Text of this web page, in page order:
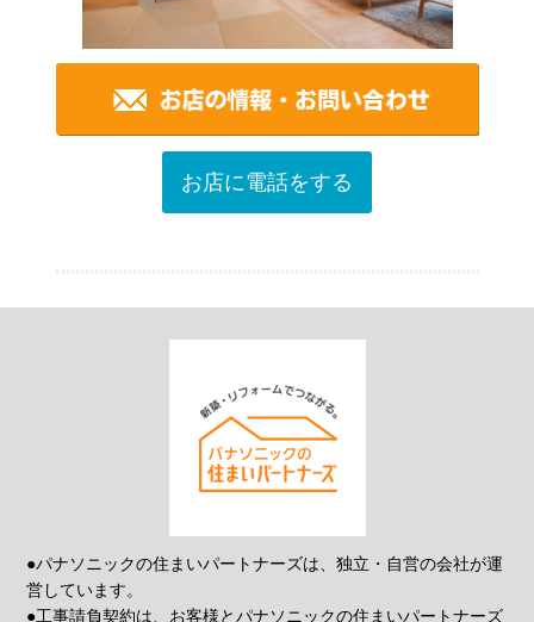
お店に電話をする
●パナソニックの住まいパートナーズは、独立・自営の会社が運
営しています。
●工事請負契約は、お客様とパナソニックの住まいパートナーズ